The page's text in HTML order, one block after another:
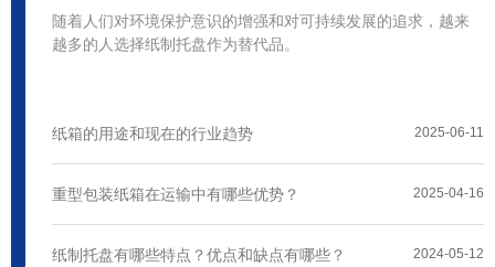
随着人们对环境保护意识的增强和对可持续发展的追求，越来
越多的人选择纸制托盘作为替代品。
2025-06-11
纸箱的用途和现在的行业趋势
2025-04-16
重型包装纸箱在运输中有哪些优势？
2024-05-12
纸制托盘有哪些特点？优点和缺点有哪些？